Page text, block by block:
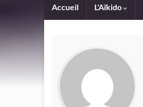
Accueil L'Aïkido